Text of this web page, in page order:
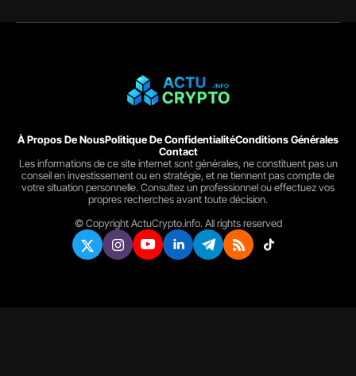
À Propos De NousPolitique De ConfidentialitéConditions Générales
Contact
Les informations de ce site internet sont générales, ne constituent pas un
conseil en investissement ou en stratégie, et ne tiennent pas compte de
votre situation personnelle. Consultez un professionnel ou effectuez vos
propres recherches avant toute décision.
© Copyright ActuCrypto.info. All rights reserved